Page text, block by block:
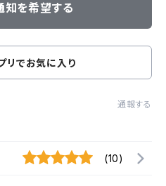
知を希望する
リでお気に入り
通報する
(10)